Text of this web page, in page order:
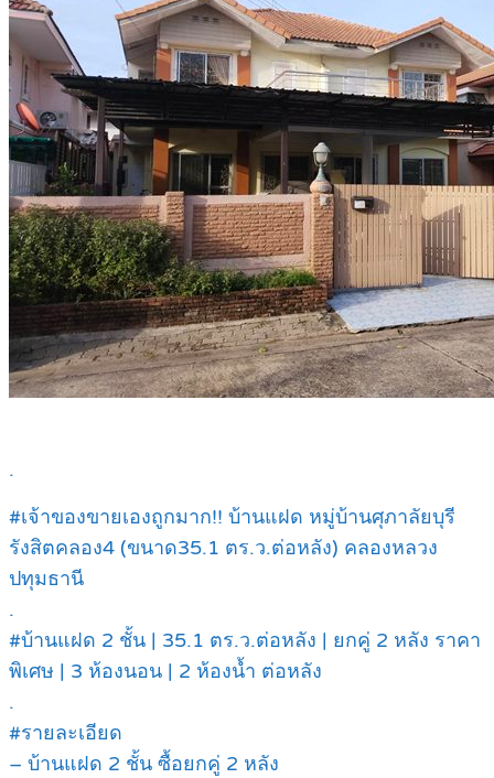
.
#เจ้าของขายเองถูกมาก!! บ้านแฝด หมู่บ้านศุภาลัยบุรี
รังสิตคลอง4 (ขนาด35.1 ตร.ว.ต่อหลัง) คลองหลวง
ปทุมธานี
.
#บ้านแฝด 2 ชั้น | 35.1 ตร.ว.ต่อหลัง | ยกคู่ 2 หลัง ราคา
พิเศษ | 3 ห้องนอน | 2 ห้องน้ำ ต่อหลัง
.
#รายละเอียด
– บ้านแฝด 2 ชั้น ซื้อยกคู่ 2 หลัง